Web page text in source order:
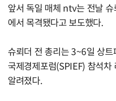
앞서 독일 매체 ntv는 전날
에서 목격됐다고 보도했다.
슈뢰더 전 총리는 3~6일 상
국제경제포럼(SPIEF) 참석
알려졌다.